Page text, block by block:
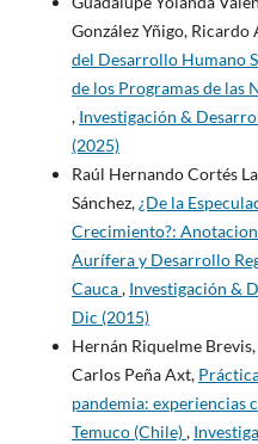
González Yñigo,
del Desarrollo Humano
de los Programas de las
, Investigación &
(2025)
Raúl Hernando Cortés
Sánchez,¿De la
Crecimiento?:
Aurífera y Desarrollo
Cauca, Investigación &
Dic (2015)
Hernán Riquelme
Carlos Peña Axt,
pandemia: experiencias
Temuco (Chile),